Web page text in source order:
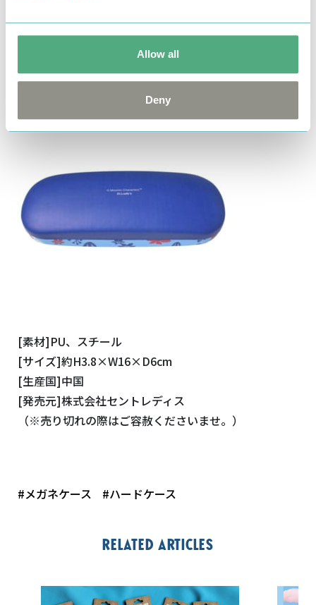
Allow all
Deny
[素材]PU、スチール
[サイズ]約H3.8×W16×D6cm
[生産国]中国
[発売元]株式会社セントレディス
（※売り切れの際はご容赦くださいませ。）
#メガネケース #ハードケース
Related articles